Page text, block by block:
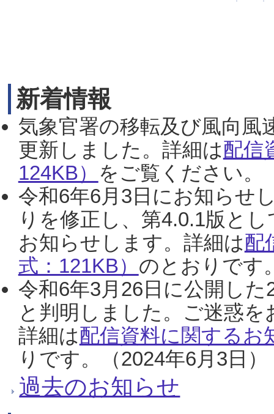
新着情報
気象官署の移転及び風向風
更新しました。詳細は配信
124KB） をご覧ください。
令和6年6月3日にお知らせ
りを修正し、第4.0.1版と
お知らせします。詳細は配
式：121KB） のとおりです
令和6年3月26日に公開し
と判明しました。ご迷惑
詳細は配信資料に関するお
りです。（2024年6月3日）
過去のお知らせ